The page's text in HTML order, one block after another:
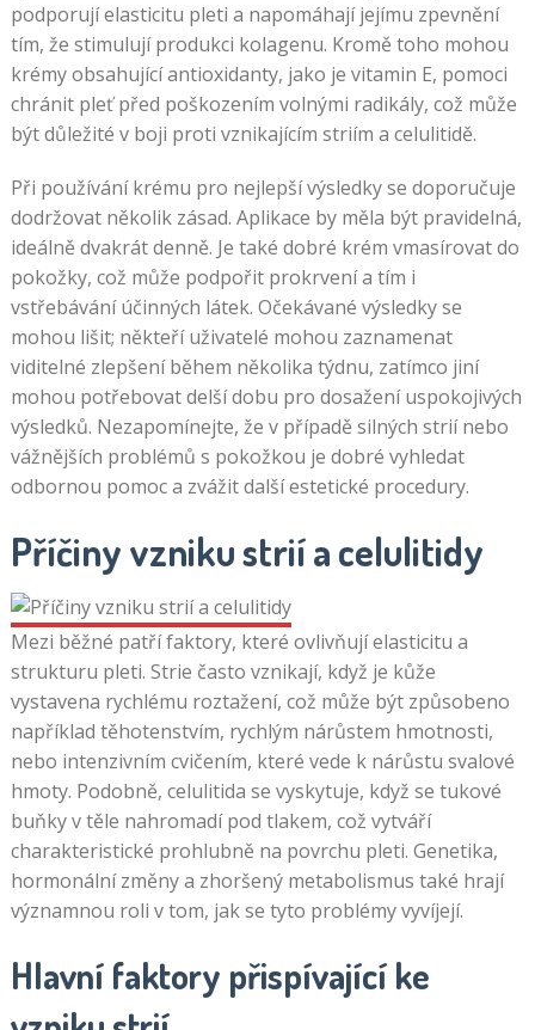
podporují elasticitu pleti a napomáhají jejímu zpevnění
tím, že stimulují produkci kolagenu. Kromě toho mohou
krémy obsahující antioxidanty, jako je vitamin E, pomoci
chránit pleť před poškozením volnými radikály, což může
být důležité v boji proti vznikajícím striím a celulitidě.
Při používání krému pro nejlepší výsledky se doporučuje
dodržovat několik zásad. Aplikace by měla být pravidelná,
ideálně dvakrát denně. Je také dobré krém vmasírovat do
pokožky, což může podpořit prokrvení a tím i
vstřebávání účinných látek. Očekávané výsledky se
mohou lišit; někteří uživatelé mohou zaznamenat
viditelné zlepšení během několika týdnu, zatímco jiní
mohou potřebovat delší dobu pro dosažení uspokojivých
výsledků. Nezapomínejte, že v případě silných strií nebo
vážnějších problémů s pokožkou je dobré vyhledat
odbornou pomoc a zvážit další estetické procedury.
Příčiny vzniku strií a celulitidy
Mezi běžné patří faktory, které ovlivňují elasticitu a
strukturu pleti. Strie často vznikají, když je kůže
vystavena rychlému roztažení, což může být způsobeno
například těhotenstvím, rychlým nárůstem hmotnosti,
nebo intenzivním cvičením, které vede k nárůstu svalové
hmoty. Podobně, celulitida se vyskytuje, když se tukové
buňky v těle nahromadí pod tlakem, což vytváří
charakteristické prohlubně na povrchu pleti. Genetika,
hormonální změny a zhoršený metabolismus také hrají
významnou roli v tom, jak se tyto problémy vyvíjejí.
Hlavní faktory přispívající ke